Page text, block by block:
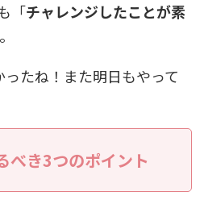
「チャレンジしたことが素
たね！また明日もやって
べき3つのポイント